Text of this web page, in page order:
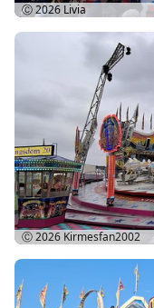
Ⓒ 2026 Livia
Ⓒ 2026 Kirmesfan2002